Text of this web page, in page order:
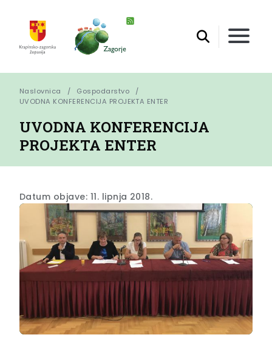
Naslovnica
Gospodarstvo
UVODNA KONFERENCIJA PROJEKTA ENTER
UVODNA KONFERENCIJA
PROJEKTA ENTER
Datum objave: 11. lipnja 2018.